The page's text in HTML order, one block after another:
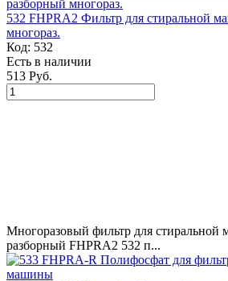
532 FHPRA2 Фильтр для стиральной
многораз.
Код: 532
Есть в наличии
513 Руб.
Многоразовый фильтр для
разборный FHPRA2 532 п...